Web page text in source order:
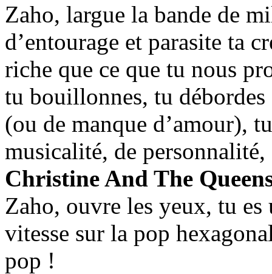
Zaho, largue la bande de
d’entourage et parasite ta
riche que ce que tu nous
tu bouillonnes, tu
(ou de manque d’amour),
musicalité, de personnalité,
Christine And The
Zaho, ouvre les yeux, tu
vitesse sur la pop
pop !